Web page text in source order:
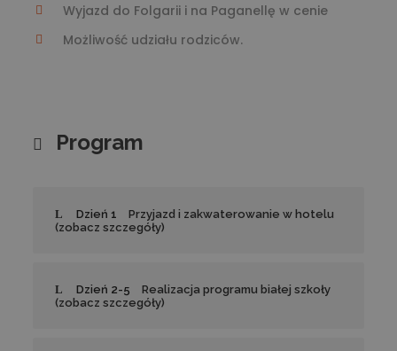
Wyjazd do Folgarii i na Paganellę w cenie
Możliwość udziału rodziców.
Program
Dzień 1
Przyjazd i zakwaterowanie w hotelu
(zobacz szczegóły)
Dzień 2-5
Realizacja programu białej szkoły
(zobacz szczegóły)